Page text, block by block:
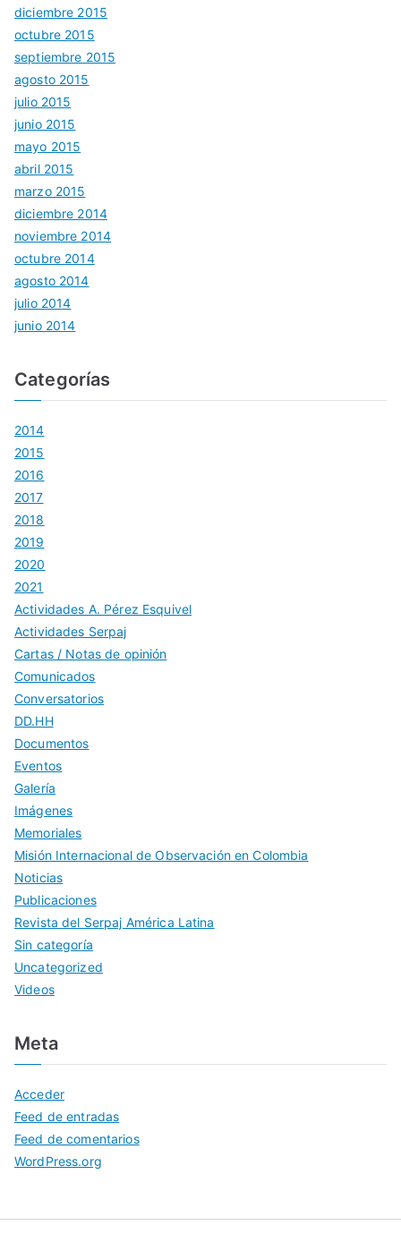
diciembre 2015
octubre 2015
septiembre 2015
agosto 2015
julio 2015
junio 2015
mayo 2015
abril 2015
marzo 2015
diciembre 2014
noviembre 2014
octubre 2014
agosto 2014
julio 2014
junio 2014
Categorías
2014
2015
2016
2017
2018
2019
2020
2021
Actividades A. Pérez Esquivel
Actividades Serpaj
Cartas / Notas de opinión
Comunicados
Conversatorios
DD.HH
Documentos
Eventos
Galería
Imágenes
Memoriales
Misión Internacional de Observación en Colombia
Noticias
Publicaciones
Revista del Serpaj América Latina
Sin categoría
Uncategorized
Videos
Meta
Acceder
Feed de entradas
Feed de comentarios
WordPress.org